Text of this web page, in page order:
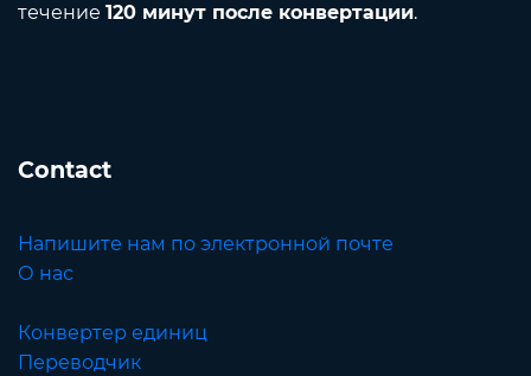
течение 120 минут после конвертации.
Contact
Напишите нам по электронной почте
О нас
Конвертер единиц
Переводчик